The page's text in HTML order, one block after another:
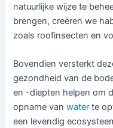
natuurlijke wijze te
brengen, creëren we
zoals roofinsecten en
Bovendien versterkt
gezondheid van de
en -diepten helpen om
opname vanwater te
een levendig